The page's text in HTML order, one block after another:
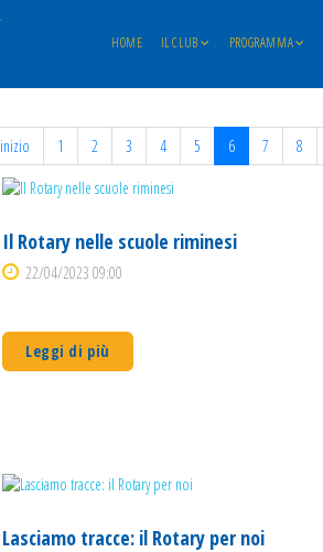
HOME IL CLUB PROGRAMMA
inizio 1 2 3 4 5 6 7 8
Il Rotary nelle scuole riminesi
22/04/2023 09:00
Leggi di più
Lasciamo tracce: il Rotary per noi